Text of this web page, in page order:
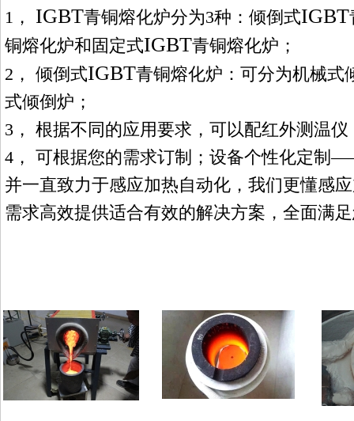
1 ， IGBT青铜熔化炉分为3种：倾倒式IGBT
铜熔化炉和固定式IGBT青铜熔化炉 ；
2 ， 倾倒式IGBT青铜熔化炉 ：可分为机械
式倾倒炉；
3 ， 根据不同的应用要求，可以配红外测温
4 ， 可根据您的需求订制；设备个性化定制
并一直致力于感应加热自动化，我们更懂感
需求高效提供适合有效的解决方案，全面满